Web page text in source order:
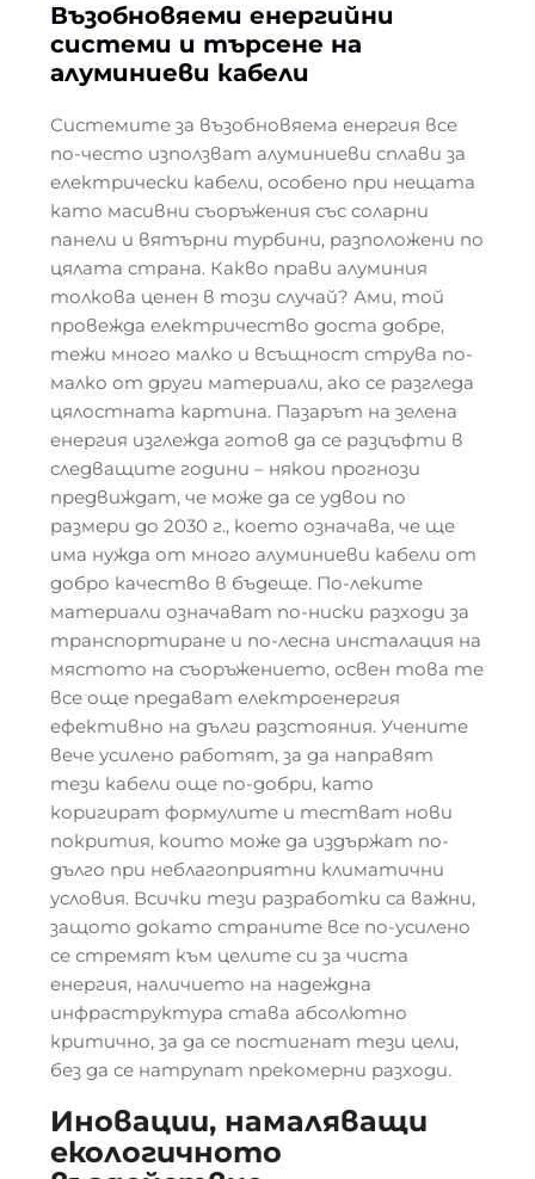
Възобновяеми енергийни
системи и търсене на
алуминиеви кабели
Системите за възобновяема енергия все
по-често използват алуминиеви сплави за
електрически кабели, особено при нещата
като масивни съоръжения със соларни
панели и вятърни турбини, разположени по
цялата страна. Какво прави алуминия
толкова ценен в този случай? Ами, той
провежда електричество доста добре,
тежи много малко и всъщност струва по-
малко от други материали, ако се разгледа
цялостната картина. Пазарът на зелена
енергия изглежда готов да се разцъфти в
следващите години – някои прогнози
предвиждат, че може да се удвои по
размери до 2030 г., което означава, че ще
има нужда от много алуминиеви кабели от
добро качество в бъдеще. По-леките
материали означават по-ниски разходи за
транспортиране и по-лесна инсталация на
мястото на съоръжението, освен това те
все още предават електроенергия
ефективно на дълги разстояния. Учените
вече усилено работят, за да направят
тези кабели още по-добри, като
коригират формулите и тестват нови
покрития, които може да издържат по-
дълго при неблагоприятни климатични
условия. Всички тези разработки са важни,
защото докато страните все по-усилено
се стремят към целите си за чиста
енергия, наличието на надеждна
инфраструктура става абсолютно
критично, за да се постигнат тези цели,
без да се натрупат прекомерни разходи.
Иновации, намаляващи
екологичното